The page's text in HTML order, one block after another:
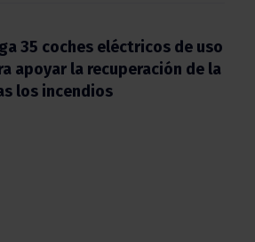
35 coches eléctricos de
para apoyar la recuperación
tras los incendios